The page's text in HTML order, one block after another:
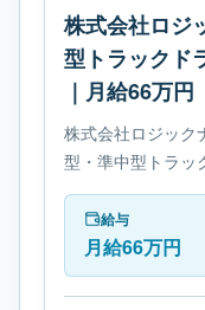
株式会社ロジ
型トラックド
｜月給66万円
株式会社ロジック
型・準中型トラッ
中型トラックで
す。必要免許は-
給与
月給66万円